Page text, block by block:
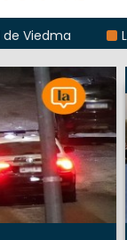
La Unesco